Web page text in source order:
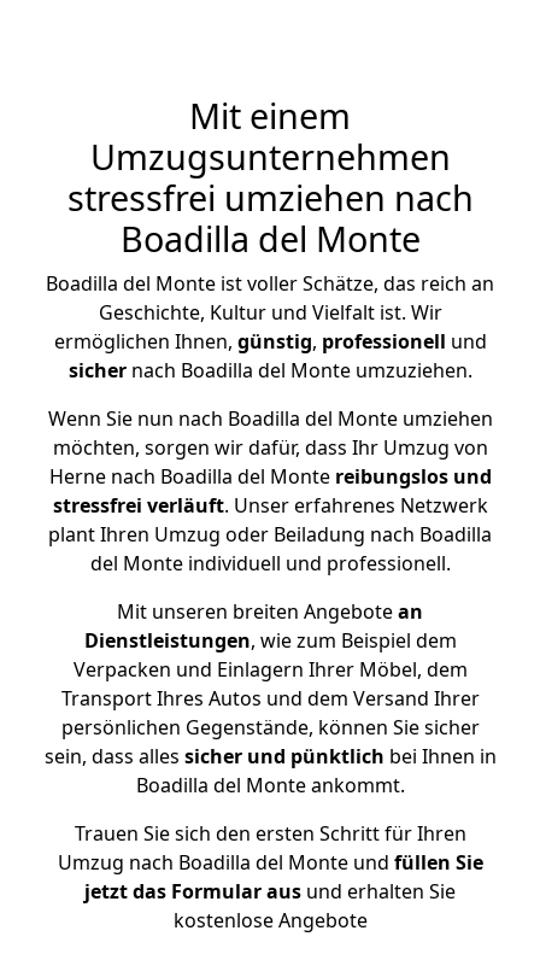
Mit einem
Umzugsunternehmen
stressfrei umziehen nach
Boadilla del Monte
Boadilla del Monte ist voller Schätze, das reich an
Geschichte, Kultur und Vielfalt ist. Wir
ermöglichen Ihnen, günstig, professionell und
sichernach Boadilla del Monte umzuziehen.
Wenn Sie nun nach Boadilla del Monte umziehen
möchten, sorgen wir dafür, dass Ihr Umzug von
Herne nach Boadilla del Monte reibungslos und
stressfrei verläuft. Unser erfahrenes Netzwerk
plant Ihren Umzug oder Beiladung nach Boadilla
del Monte individuell und professionell.
Mit unseren breiten Angebotean
Dienstleistungen, wie zum Beispiel dem
Verpacken und Einlagern Ihrer Möbel, dem
Transport Ihres Autos und dem Versand Ihrer
persönlichen Gegenstände, können Sie sicher
sein, dass alles sicher und pünktlich bei Ihnen in
Boadilla del Monte ankommt.
Trauen Sie sich den ersten Schritt für Ihren
Umzug nach Boadilla del Monte und füllen Sie
jetzt das Formular aus und erhalten Sie
kostenlose Angebote